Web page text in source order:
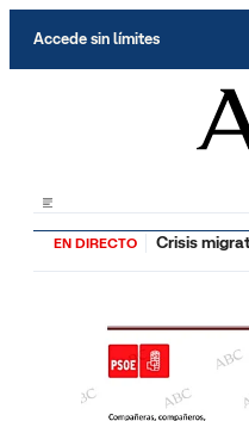
Accede sin límites
EN DIRECTO Crisis